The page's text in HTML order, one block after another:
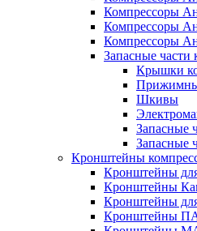
Компрессоры
Компрессоры
Компрессоры
Запасные части
Крышки
Шкивы
Запасные
Запасные
Кронштейны
Кронштейны
Кронштейны
Кронштейны
Кронштейны